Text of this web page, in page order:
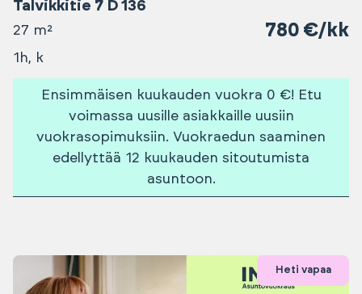
Talvikkitie 7 D 136
27 m² 780 €/kk
1h, k
Ensimmäisen kuukauden vuokra 0 €! Etu
voimassa uusille asiakkaille uusiin
vuokrasopimuksiin. Vuokraedun saaminen
edellyttää 12 kuukauden sitoutumista
asuntoon.
Heti vapaa